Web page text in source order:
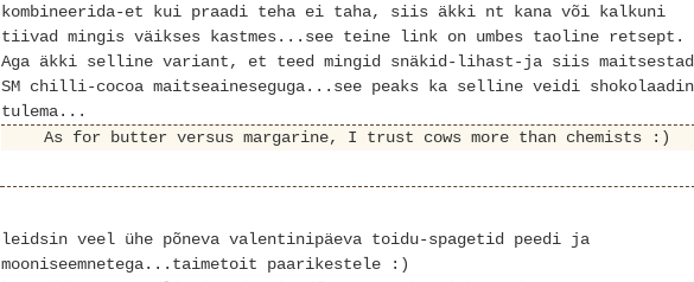
kombineerida-et kui praadi teha ei taha, siis äkki nt kana või kalkuni
tiivad mingis väikses kastmes...see teine link on umbes taoline retsept.
Aga äkki selline variant, et teed mingid snäkid-lihast-ja siis maitsestad
SM chilli-cocoa maitseaineseguga...see peaks ka selline veidi
tulema...
As for butter versus margarine, I trust cows more than chemists :)
leidsin veel ühe põneva valentinipäeva toidu-spagetid peedi ja
mooniseemnetega...taimetoit paarikestele :)